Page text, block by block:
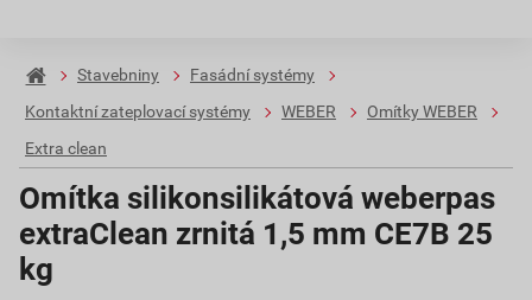
Stavebniny
Fasádní systémy
Kontaktní zateplovací systémy
WEBER
Omítky WEBER
Extra clean
Omítka silikonsilikátová weberpas
extraClean zrnitá 1,5 mm CE7B 25
kg